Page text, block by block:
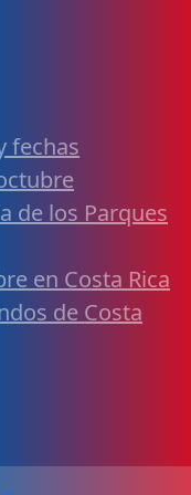
fechas
de los Parques
en Costa Rica
de Costa